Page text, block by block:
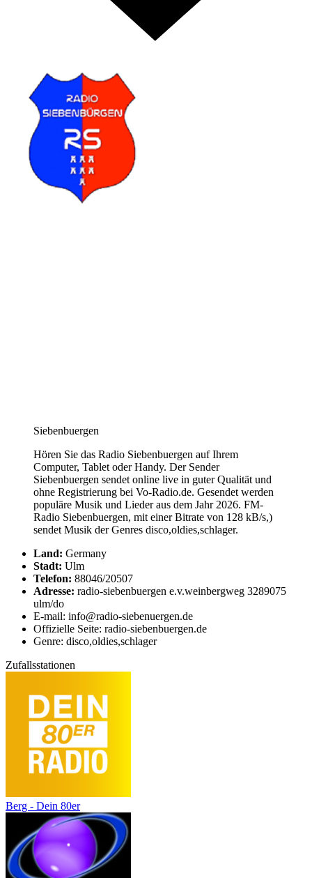
Siebenbuergen
Hören Sie das Radio Siebenbuergen auf Ihrem
Computer, Tablet oder Handy. Der Sender
Siebenbuergen sendet online live in guter Qualität und
ohne Registrierung bei Vo-Radio.de. Gesendet werden
populäre Musik und Lieder aus dem Jahr 2026. FM-
Radio Siebenbuergen, mit einer Bitrate von 128 kB/s,)
sendet Musik der Genres disco,oldies,schlager.
Land: Germany
Stadt: Ulm
Telefon: 88046/20507
Adresse: radio-siebenbuergen e.v.weinbergweg 3289075
ulm/do
E-mail: info@radio-siebenuergen.de
Offizielle Seite: radio-siebenbuergen.de
Genre: disco,oldies,schlager
Zufallsstationen
Berg - Dein 80er